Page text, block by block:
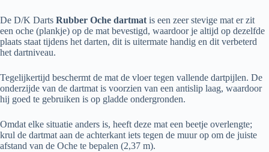
De D/K Darts Rubber Oche dartmat is een zeer stevige mat er zit
een oche (plankje) op de mat bevestigd, waardoor je altijd op dezelfde
plaats staat tijdens het darten, dit is uitermate handig en dit verbeterd
het dartniveau.
Tegelijkertijd beschermt de mat de vloer tegen vallende dartpijlen. De
onderzijde van de dartmat is voorzien van een antislip laag, waardoor
hij goed te gebruiken is op gladde ondergronden.
Omdat elke situatie anders is, heeft deze mat een beetje overlengte;
krul de dartmat aan de achterkant iets tegen de muur op om de juiste
afstand van de Oche te bepalen (2,37 m).